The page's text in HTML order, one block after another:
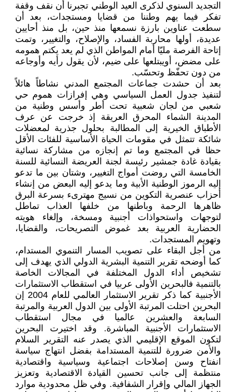
التجديد السنوي‮ ‬لذكرى العيد الوطني‮ ‬تجبرنا أن نقف وقفة
تفكر فيما‮ ‬يهم وطننا من قضايا ومستجدات،‮ ‬بعد أن
سطعت عناوين بارزة نسمعها منذ حين،‮ ‬بل منذ أحايين
عديدة،‮ ‬أولها محاربة الفساد،‮ ‬والإصلاح،‮ ‬والتغيير،‮ ‬وتمت
إتاحة الفرصة مليّا أمام المواطن الذي‮ ‬لم‮ ‬يعد‮ ‬يكتم همومه
على مضض،‮ ‬أويبتلعها على ضيم،‮ ‬لأن‮ ‬يقول رأيه وأوجاعه
من دون تحفّظ وتحسّب‮.‬
‬شعبي‮ ‬من لجان شعبية تحت أطر وأسس وطنية من
المدينة الشماء المحرق العريقة إذ خرجت عن عرف
الأطباق الخيرية إلى المطالبة بحلول جذرية لمعضلات
شائكة تتمثل في‮ ‬مقومات الحياة الأساسية للفئات الأقل
حظا في‮ ‬المجتمع وما تم إنجازه من مشاركة نسائية
بقيادة‮ ‬غادة جمشير رئيسة لجنة العريضة النسائية للسنة
الخامسة التي‮ ‬روضت أمواج التغيير،‮ ‬وشتان بين ما تدعو
إليه الرموز الوطنية الأبية وما‮ ‬يدعو إليه البعض من إنشاء
أحزاب عنصرية التكوين من نسيج مهترىء بسرعة البرق
ظاهرها الرحمة وباطنها من خلفها العذاب تماطل
لتوجهات واستحواذات أجنبية ومسخة،‮ ‬وإلغاء هويته
‬وتهويم المستجدات‮.‬
‬كما أوضحه تقرير التنمية البشرية الدولي‮ ‬الذي‮ ‬يهدف إلى
تشخيص أداء الدول المختلفة في‮ ‬المجالات الخاصة
بالتنمية فالبحرين الأولى عربيا في‮ ‬استقطاب الاستثمارات
الأجنبية كما ذكر تقرير‮ ‬الاستثمار العالمي‮ ‬للعام‮ ‬2004‮ ‬إن
البحرين احتلت المرتبة الأولى بين الدول العربية والمرتبة
السابعة والعشرين عالميا في‮ ‬مجال استقطاب
الاستثمارات الأجنبية المباشرة‮. ‬وقد اختيرت البحرين
لتكون الموقع الإقليمي‮ ‬الذي‮ ‬يصدر عنه التقرير‮ ‬السلام
والأمن ضرورة للتنمية المستدامة‮ ‬بفضل انتهاج سياسة
انفتاح وسن إصلاحات اجتماعية وسياسية واقتصادية
منتظمة إلى جانب تحسين القيادة الاقتصادية وتعزيز
الجهاز المالي‮ ‬وإقرار الشفافية‮. ‬وفي‮ ‬ظل‮ ‬محدودية موارد